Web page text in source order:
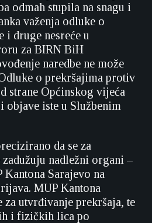
odmah stupila na snagu i
važenja odluke o
i druge nesreće u
za BIRN BiH
naredbe ne može
o prekršajima protiv
strane Općinskog vijeća
objave iste u Službenim
da se za
nadležni organi –
Sarajevo na
MUP Kantona
za utvrđivanje prekršaja, te
i fizičkih lica po